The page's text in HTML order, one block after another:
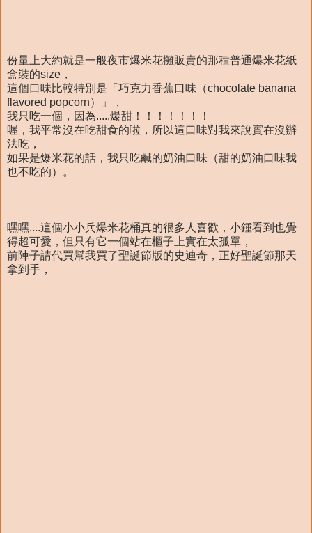
份量上大約就是一般夜市爆米花攤販賣的那種普通爆米花紙
盒裝的size，
這個口味比較特別是「巧克力香蕉口味（chocolate banana
flavored popcorn）」，
我只吃一個，因為.....爆甜！！！！！！！
喔，我平常沒在吃甜食的啦，所以這口味對我來說實在沒辦
法吃，
如果是爆米花的話，我只吃鹹的奶油口味（甜的奶油口味我
也不吃的）。
嘿嘿....這個小小兵爆米花桶真的很多人喜歡，小鍾看到也覺
得超可愛，但只有它一個站在櫃子上實在太孤單，
前陣子請代買幫我買了聖誕節版的史迪奇，正好聖誕節那天
拿到手，